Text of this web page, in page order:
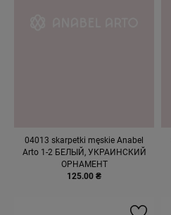
04013 skarpetki męskie Anabel
Arto 1-2 БЕЛЫЙ, УКРАИНСКИЙ
ОРНАМЕНТ
125.00 ₴